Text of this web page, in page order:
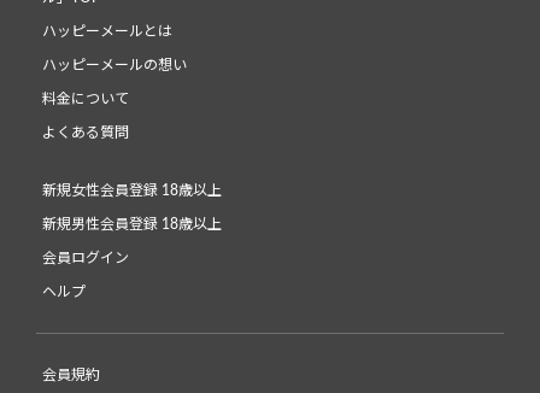
ハッピーメールとは
ハッピーメールの想い
料金について
よくある質問
新規女性会員登録 18歳以上
新規男性会員登録 18歳以上
会員ログイン
ヘルプ
会員規約